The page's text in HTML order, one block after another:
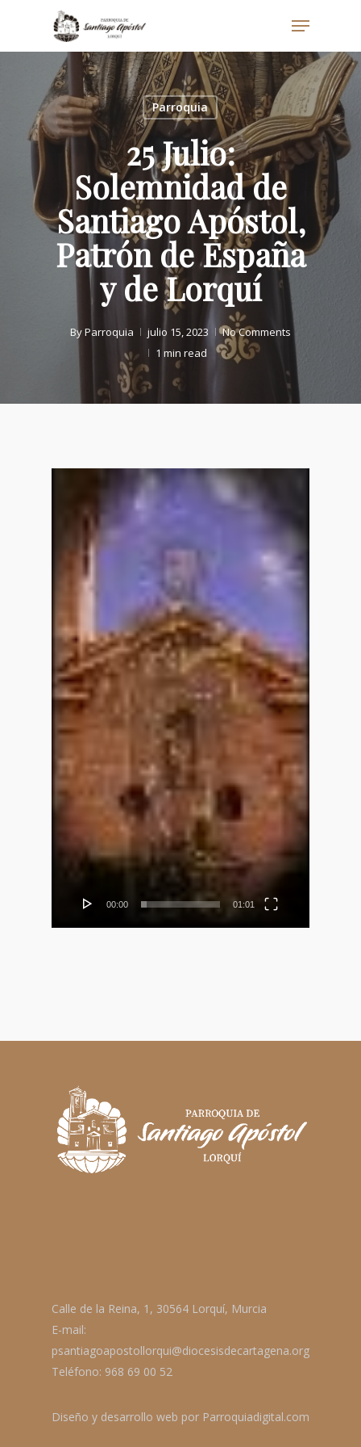
main
Menu
Parroquia
25 Julio:
Solemnidad de
Santiago Apóstol,
Patrón de España
y de Lorquí
ByParroquia julio 15, 2023
No Comments
1 min read
00:00 01:01
Calle de la Reina, 1, 30564 Lorquí, Murcia
E-mail:
psantiagoapostollorqui@diocesisdecartagena.org
Teléfono: 968 69 00 52
Diseño y desarrollo web por Parroquiadigital.com